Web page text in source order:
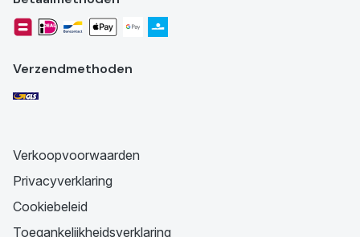
Verzendmethoden
Verkoopvoorwaarden
Privacyverklaring
Cookiebeleid
Toegankelijkheidsverklaring